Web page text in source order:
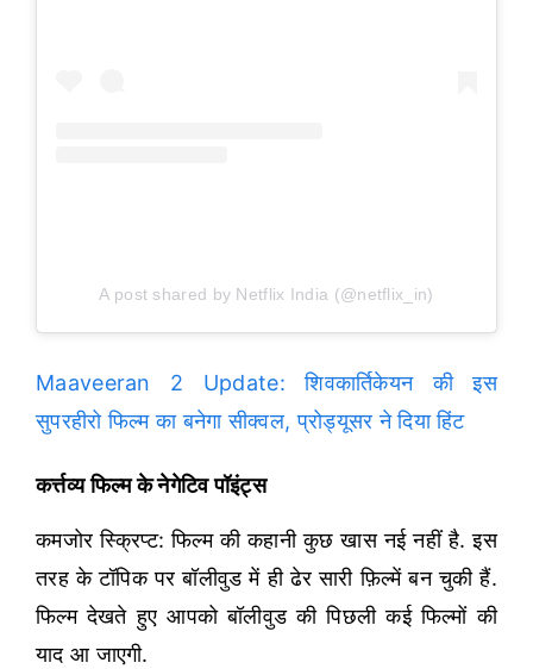
A post shared by Netflix India (@netflix_in)
Maaveeran 2 Update: शिवकार्तिकेयन की इस
सुपरहीरो फिल्म का बनेगा सीक्वल, प्रोड्यूसर ने दिया हिंट
कर्त्तव्य फिल्म के नेगेटिव पॉइंट्स
कमजोर स्क्रिप्ट: फिल्म की कहानी कुछ खास नई नहीं है. इस
तरह के टॉपिक पर बॉलीवुड में ही ढेर सारी फ़िल्में बन चुकी हैं.
फिल्म देखते हुए आपको बॉलीवुड की पिछली कई फिल्मों की
याद आ जाएगी.